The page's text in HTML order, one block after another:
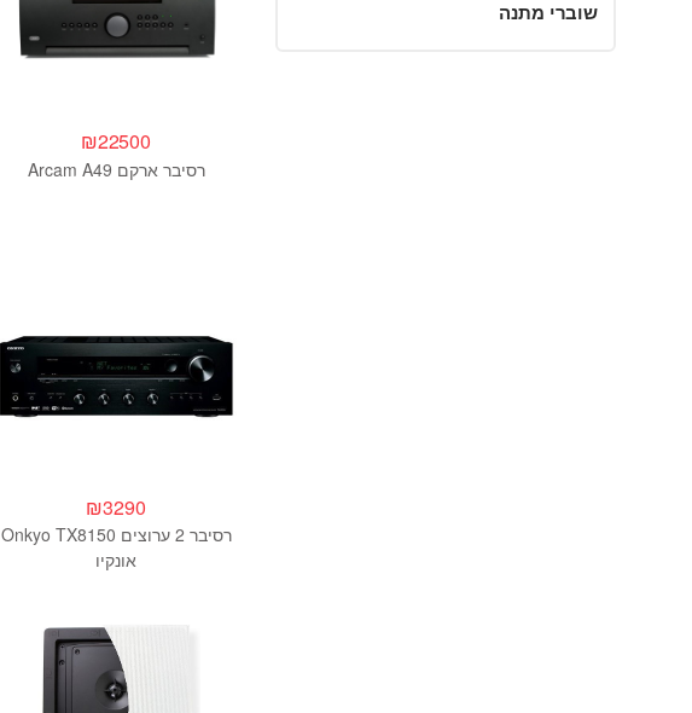
₪22500
רסיבר ארקם Arcam A49
₪3290
רסיבר 2 ערוצים Onkyo TX8150
אונקיו
שוברי מתנה